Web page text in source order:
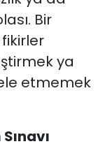
Bir
ya
etmemek